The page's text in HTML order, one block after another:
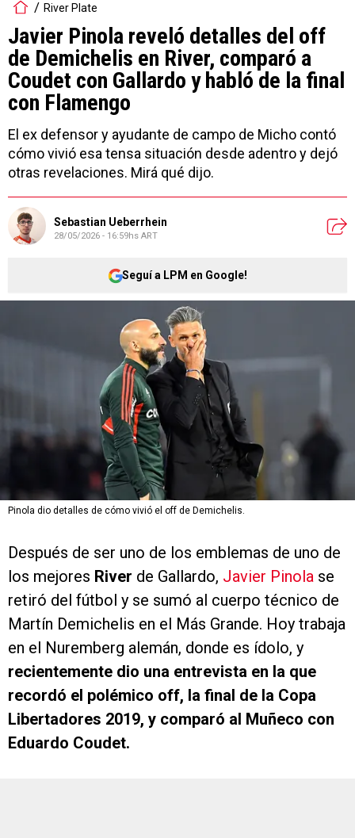
River Plate
Javier Pinola reveló detalles del off
de Demichelis en River, comparó a
Coudet con Gallardo y habló de la final
con Flamengo
El ex defensor y ayudante de campo de Micho contó
cómo vivió esa tensa situación desde adentro y dejó
otras revelaciones. Mirá qué dijo.
Sebastian Ueberrhein
28/05/2026 - 16:59hs ART
Seguí a LPM en Google!
Pinola dio detalles de cómo vivió el off de Demichelis.
Después de ser uno de los emblemas de uno de
los mejores River de Gallardo, Javier Pinola se
retiró del fútbol y se sumó al cuerpo técnico de
Martín Demichelis en el Más Grande. Hoy trabaja
en el Nuremberg alemán, donde es ídolo, y
recientemente dio una entrevista en la que
recordó el polémico off, la final de la Copa
Libertadores 2019, y comparó al Muñeco con
Eduardo Coudet.